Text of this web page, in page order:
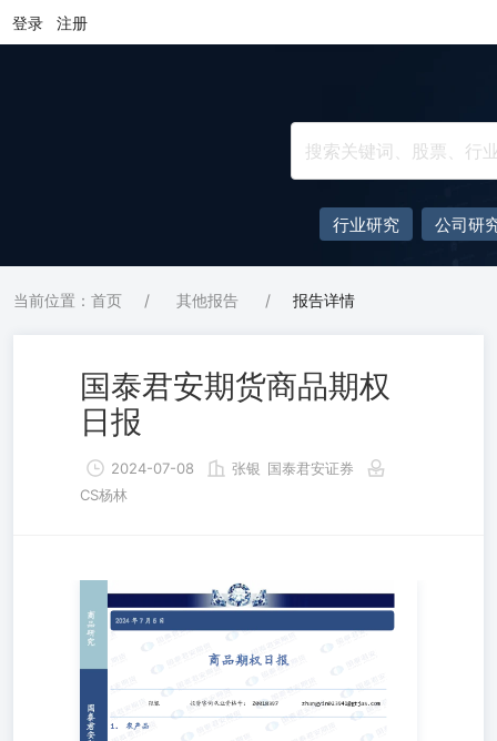
登录 注册
行业研究 公司研
当前位置：首页 / 其他报告 / 报告详情
国泰君安期货商品期权
日报
2024-07-08 张银 国泰君安证券
CS杨林
期货研究 商 品2024年7月5日 研究 商品期权日报 国张银投
资咨询从业资格号：Z0018397zhangyin023941@gtjas.com 泰
君1.农产品 安 期表1：期货市场统计 品种 主力合约 收盘价
涨跌幅 主力成交量 变化 主力持仓量 变化 玉米 c2409 2469
-3 351976 -5835 690122 4145 豆粕 m2409 3338 31 1167140
-603999 1742879 -108998 菜粕 rm2409 2628 24 1054899
-486912 1017792 -39615 棕榈油 p2409 7954 -46 730873